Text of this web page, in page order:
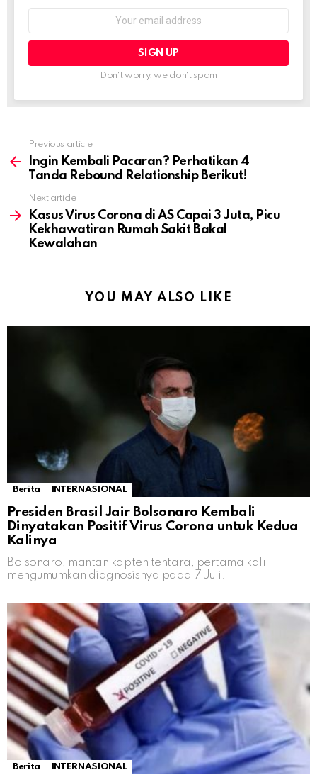
Don't worry, we don't spam
more
Previous article
Ingin Kembali Pacaran? Perhatikan 4
Tanda Rebound Relationship Berikut!
Next article
Kasus Virus Corona di AS Capai 3 Juta, Picu
Kekhawatiran Rumah Sakit Bakal
Kewalahan
YOU MAY ALSO LIKE
Berita INTERNASIONAL
Presiden Brasil Jair Bolsonaro Kembali
Dinyatakan Positif Virus Corona untuk Kedua
Kalinya
Bolsonaro, mantan kapten tentara, pertama kali
mengumumkan diagnosisnya pada 7 Juli.
Berita INTERNASIONAL